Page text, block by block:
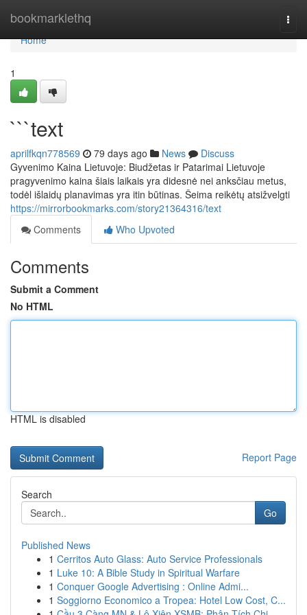
bookmarklethq
Home
Home
1
```text
aprilfkqn778569 79 days ago News
Discuss
Gyvenimo Kaina Lietuvoje: Biudžetas ir Patarimai Lietuvoje
pragyvenimo kaina šiais laikais yra didesnė nei anksčiau metus,
todėl išlaidų planavimas yra itin būtinas. Šeima reikėtų atsižvelgti
https://mirrorbookmarks.com/story21364316/text
Comments
Who Upvoted
Comments
Submit a Comment
No HTML
HTML is disabled
Report Page
Search
Go
Published News
1 Cerritos Auto Glass: Auto Service Professionals
1 Luke 10: A Bible Study in Spiritual Warfare
1 Conquer Google Advertising : Online Admi...
1 Soggiorno Economico a Tropea: Hotel Low Cost, C...